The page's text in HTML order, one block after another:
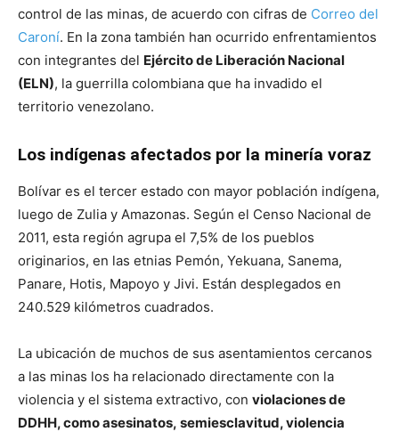
control de las minas, de acuerdo con cifras de Correo del
Caroní. En la zona también han ocurrido enfrentamientos
con integrantes del Ejército de Liberación Nacional
(ELN), la guerrilla colombiana que ha invadido el
territorio venezolano.
Los indígenas afectados por la minería voraz
Bolívar es el tercer estado con mayor población indígena,
luego de Zulia y Amazonas. Según el Censo Nacional de
2011, esta región agrupa el 7,5% de los pueblos
originarios, en las etnias Pemón, Yekuana, Sanema,
Panare, Hotis, Mapoyo y Jivi. Están desplegados en
240.529 kilómetros cuadrados.
La ubicación de muchos de sus asentamientos cercanos
a las minas los ha relacionado directamente con la
violencia y el sistema extractivo, con violaciones de
DDHH, como asesinatos, semiesclavitud, violencia